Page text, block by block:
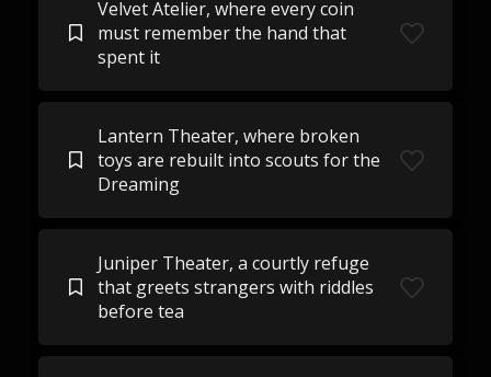
Velvet Atelier, where every coin
must remember the hand that
spent it
Lantern Theater, where broken
toys are rebuilt into scouts for the
Dreaming
Juniper Theater, a courtly refuge
that greets strangers with riddles
before tea